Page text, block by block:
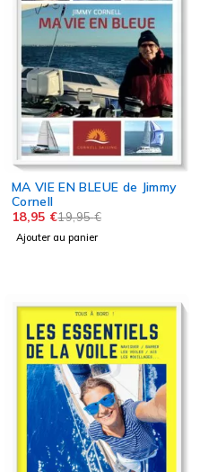
MA VIE EN BLEUE de Jimmy
Cornell
19,95€
18,95 €
Ajouter au panier